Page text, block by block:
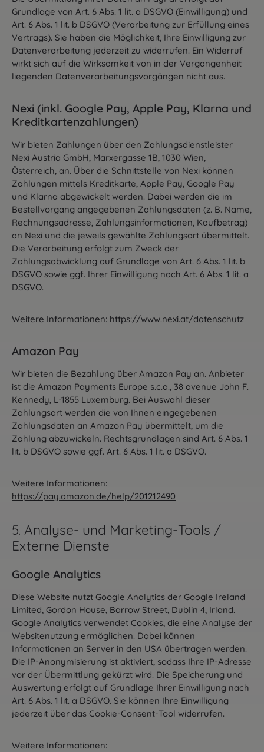
Grundlage von Art. 6 Abs. 1 lit. a DSGVO (Einwilligung) und
Art. 6 Abs. 1 lit. b DSGVO (Verarbeitung zur Erfüllung eines
Vertrags). Sie haben die Möglichkeit, Ihre Einwilligung zur
Datenverarbeitung jederzeit zu widerrufen. Ein Widerruf
wirkt sich auf die Wirksamkeit von in der Vergangenheit
liegenden Datenverarbeitungsvorgängen nicht aus.
Nexi (inkl. Google Pay, Apple Pay, Klarna und
Kreditkartenzahlungen)
Wir bieten Zahlungen über den Zahlungsdienstleister
Nexi Austria GmbH, Marxergasse 1B, 1030 Wien,
Österreich, an. Über die Schnittstelle von Nexi können
Zahlungen mittels Kreditkarte, Apple Pay, Google Pay
und Klarna abgewickelt werden. Dabei werden die im
Bestellvorgang angegebenen Zahlungsdaten (z. B. Name,
Rechnungsadresse, Zahlungsinformationen, Kaufbetrag)
an Nexi und die jeweils gewählte Zahlungsart übermittelt.
Die Verarbeitung erfolgt zum Zweck der
Zahlungsabwicklung auf Grundlage von Art. 6 Abs. 1 lit. b
DSGVO sowie ggf. Ihrer Einwilligung nach Art. 6 Abs. 1 lit. a
DSGVO.
Weitere Informationen: https://www.nexi.at/datenschutz
Amazon Pay
Wir bieten die Bezahlung über Amazon Pay an. Anbieter
ist die Amazon Payments Europe s.c.a., 38 avenue John F.
Kennedy, L-1855 Luxemburg. Bei Auswahl dieser
Zahlungsart werden die von Ihnen eingegebenen
Zahlungsdaten an Amazon Pay übermittelt, um die
Zahlung abzuwickeln. Rechtsgrundlagen sind Art. 6 Abs. 1
lit. b DSGVO sowie ggf. Art. 6 Abs. 1 lit. a DSGVO.
Weitere Informationen:
https://pay.amazon.de/help/201212490
5. Analyse- und Marketing-Tools /
Externe Dienste
Google Analytics
Diese Website nutzt Google Analytics der Google Ireland
Limited, Gordon House, Barrow Street, Dublin 4, Irland.
Google Analytics verwendet Cookies, die eine Analyse der
Websitenutzung ermöglichen. Dabei können
Informationen an Server in den USA übertragen werden.
Die IP-Anonymisierung ist aktiviert, sodass Ihre IP-Adresse
vor der Übermittlung gekürzt wird. Die Speicherung und
Auswertung erfolgt auf Grundlage Ihrer Einwilligung nach
Art. 6 Abs. 1 lit. a DSGVO. Sie können Ihre Einwilligung
jederzeit über das Cookie-Consent-Tool widerrufen.
Weitere Informationen: